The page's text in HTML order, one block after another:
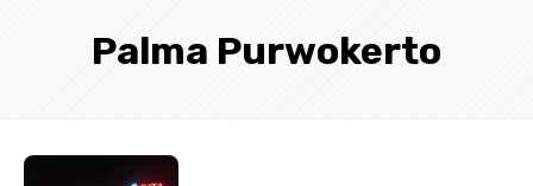
Palma Purwokerto